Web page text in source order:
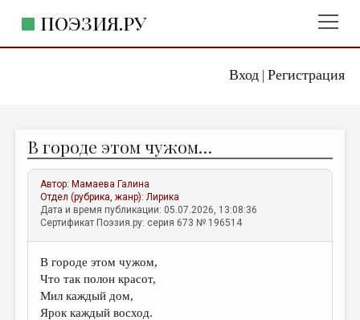
Вход| Регистрация
ПОЭЗИЯ.РУ
ЖАНРЫ
АВТОРЫ
КОММЕНТАРИИ
ЛИТСАЛОН
НОВОСТИ
ПРАВИЛА САЙТА
В городе этом чужом…
Автор: Мамаева Галина
Отдел (рубрика, жанр):Лирика
Дата и время публикации: 05.07.2026, 13:08:36
Сертификат Поэзия.ру: серия 673 № 196514
В городе этом чужом,
Что так полон красот,
Мил каждый дом,
Ярок каждый восход.